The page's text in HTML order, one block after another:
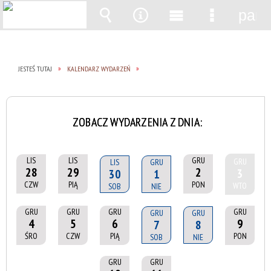
JESTEŚ TUTAJ KALENDARZ WYDARZEŃ
ZOBACZ WYDARZENIA Z DNIA:
LIS
28
CZW
LIS
29
PIĄ
LIS
30
SOB
GRU
1
NIE
GRU
2
PON
GRU
3
WTO
GRU
4
ŚRO
GRU
5
CZW
GRU
6
PIĄ
GRU
7
SOB
GRU
8
NIE
GRU
9
PON
GRU GRU
Wyszukiwarka
Narzędzia
MenuMenu